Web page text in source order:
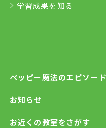
学習成果を知る
ペッピー魔法のエピソード
お知らせ
お近くの教室をさがす